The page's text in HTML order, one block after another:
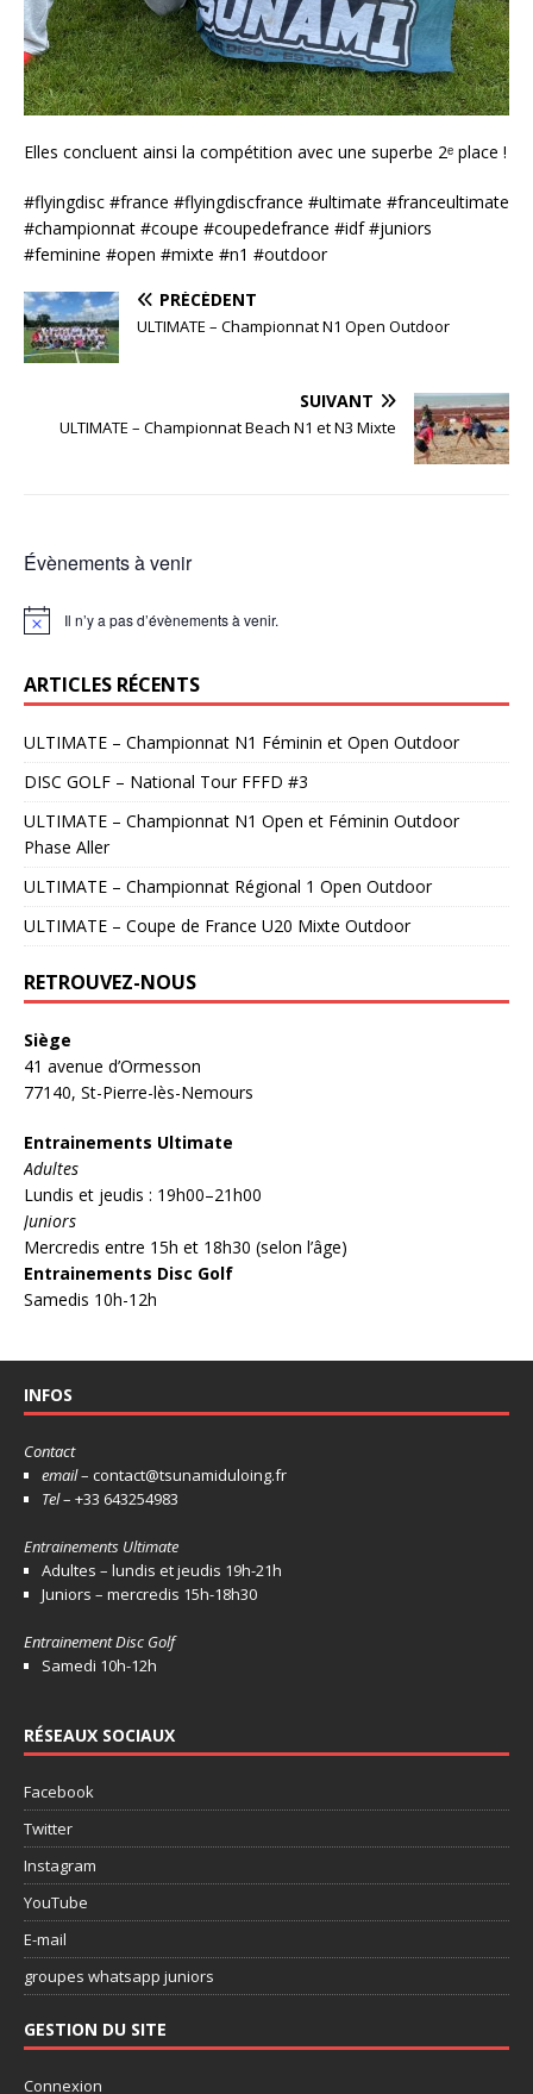
Elles concluent ainsi la compétition avec une superbe 2ᵉ place !
#flyingdisc #france #flyingdiscfrance #ultimate #franceultimate
#championnat #coupe #coupedefrance #idf #juniors
#feminine #open #mixte #n1 #outdoor
PRÉCÉDENT
ULTIMATE – Championnat N1 Open Outdoor
SUIVANT
ULTIMATE – Championnat Beach N1 et N3 Mixte
Évènements à venir
N
i
c
Il n’y a pas d’évènements à venir.
ARTICLES RÉCENTS
ULTIMATE – Championnat N1 Féminin et Open Outdoor
DISC GOLF – National Tour FFFD #3
ULTIMATE – Championnat N1 Open et Féminin Outdoor
Phase Aller
ULTIMATE – Championnat Régional 1 Open Outdoor
ULTIMATE – Coupe de France U20 Mixte Outdoor
RETROUVEZ-NOUS
Siège
41 avenue d’Ormesson
77140, St-Pierre-lès-Nemours
Entrainements Ultimate
Adultes
Lundis et jeudis : 19h00–21h00
Juniors
Mercredis entre 15h et 18h30 (selon l’âge)
Entrainements Disc Golf
Samedis 10h-12h
INFOS
Contact
email– contact@tsunamiduloing.fr
Tel– +33 643254983
Entrainements Ultimate
Adultes – lundis et jeudis 19h-21h
Juniors – mercredis 15h-18h30
Entrainement Disc Golf
Samedi 10h-12h
RÉSEAUX SOCIAUX
Facebook
Twitter
Instagram
YouTube
E-mail
groupes whatsapp juniors
GESTION DU SITE
Connexion